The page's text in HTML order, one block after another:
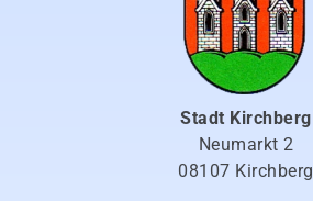
Stadt Kirchberg
Neumarkt 2
08107 Kirchberg